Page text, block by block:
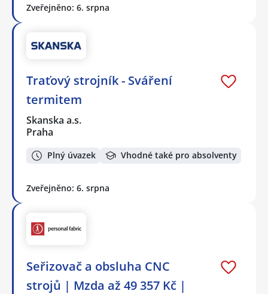
Zveřejněno: 6. srpna
Traťový strojník - Sváření
termitem
Skanska a.s.
Praha
Plný úvazek Vhodné také pro absolventy
Zveřejněno: 6. srpna
Seřizovač a obsluha CNC
strojů | Mzda až 49 357 Kč |